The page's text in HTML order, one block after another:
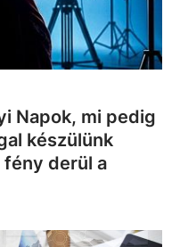
Napok, mi pedig
készülünk
fény derül a